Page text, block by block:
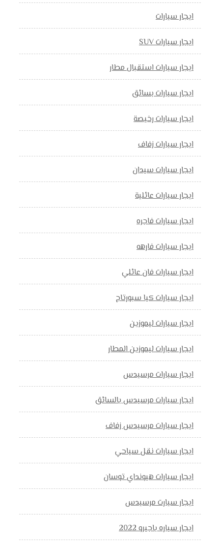
ايجار سيارات
ايجار سيارات SUV
ايجار سيارات استقبال مطار
ايجار سيارات بسائق
ايجار سيارات رخيصة
ايجار سيارات زفاف
ايجار سيارات سيدان
ايجار سيارات عائلية
ايجار سيارات فاجره
ايجار سيارات فارهه
ايجار سيارات فان عائلي
ايجار سيارات كيا سبورتاج
ايجار سيارات ليموزين
ايجار سيارات ليموزين المطار
ايجار سيارات مرسيدس
ايجار سيارات مرسيدس بالسائق
ايجار سيارات مرسيدس زفاف
ايجار سيارات نقل سياحي
ايجار سيارات هيونداي توسان
ايجار سيارت مرسيدس
ايجار سياره باجيرو 2022